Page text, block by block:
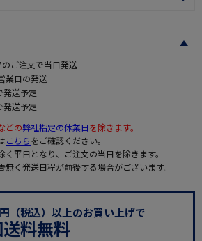
のご注文で当日発送
業日の発送
発送予定
発送予定
どの弊社指定の休業日を除きます。
こちらをご確認ください。
平日となり、ご注文の当日を除きます。
く発送日程が前後する場合がございます。
（税込）以上のお買い上げで
料無料